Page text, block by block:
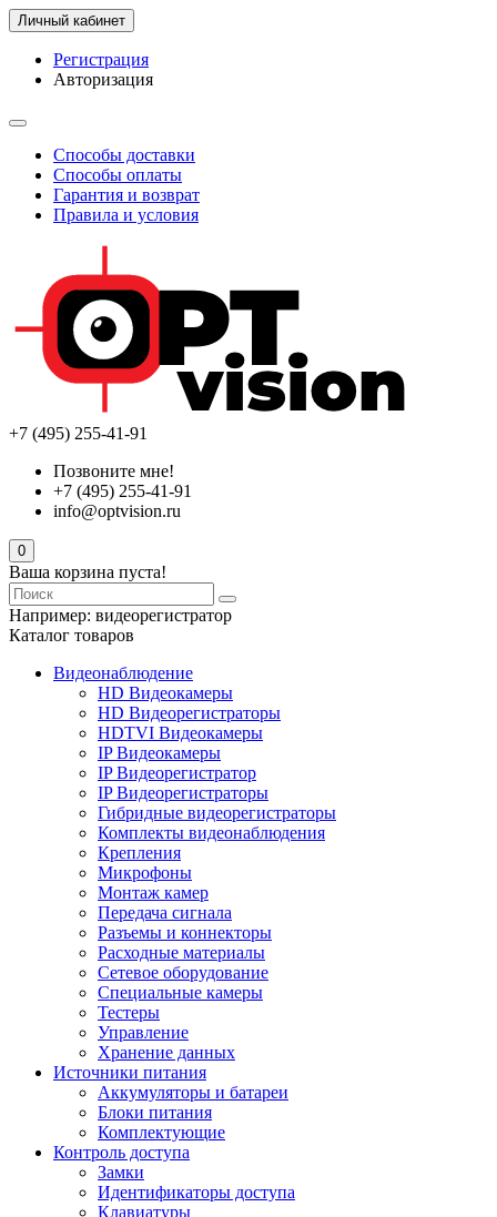
Личный кабинет
Регистрация
Авторизация
Способы доставки
Способы оплаты
Гарантия и возврат
Правила и условия
+7 (495) 255-41-91
Позвоните мне!
+7 (495) 255-41-91
info@optvision.ru
0
Ваша корзина пуста!
Например: видеорегистратор
Каталог товаров
Видеонаблюдение
HD Видеокамеры
HD Видеорегистраторы
HDTVI Видеокамеры
IP Видеокамеры
IP Видеорегистратор
IP Видеорегистраторы
Гибридные видеорегистраторы
Комплекты видеонаблюдения
Крепления
Микрофоны
Монтаж камер
Передача сигнала
Разъемы и коннекторы
Расходные материалы
Сетевое оборудование
Специальные камеры
Тестеры
Управление
Хранение данных
Источники питания
Аккумуляторы и батареи
Блоки питания
Комплектующие
Контроль доступа
Замки
Идентификаторы доступа
Клавиатуры